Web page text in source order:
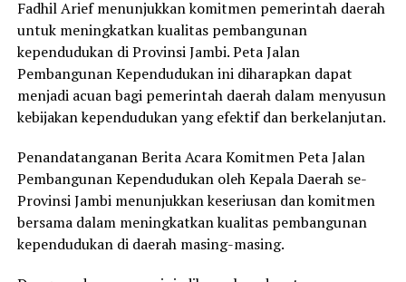
Fadhil Arief menunjukkan komitmen pemerintah daerah
untuk meningkatkan kualitas pembangunan
kependudukan di Provinsi Jambi. Peta Jalan
Pembangunan Kependudukan ini diharapkan dapat
menjadi acuan bagi pemerintah daerah dalam menyusun
kebijakan kependudukan yang efektif dan berkelanjutan.
Penandatanganan Berita Acara Komitmen Peta Jalan
Pembangunan Kependudukan oleh Kepala Daerah se-
Provinsi Jambi menunjukkan keseriusan dan komitmen
bersama dalam meningkatkan kualitas pembangunan
kependudukan di daerah masing-masing.